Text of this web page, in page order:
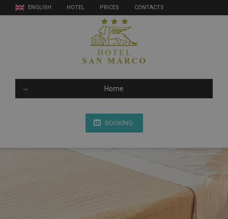
ENGLISH HOTEL PRICES CONTACTS
Home
BOOKING